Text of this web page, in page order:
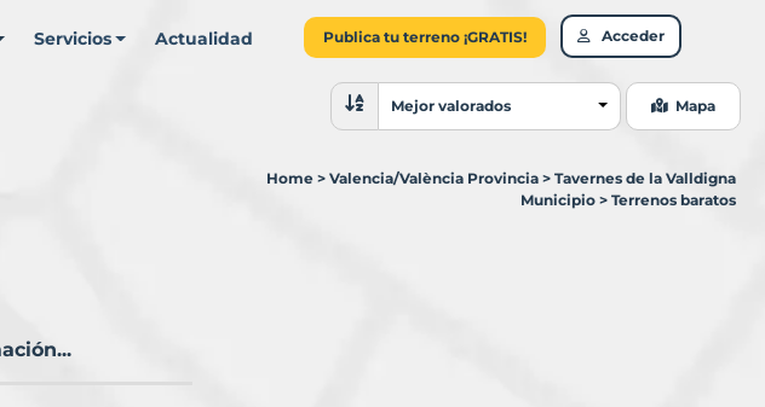
Servicios Actualidad Publica tu terreno ¡GRATIS! Acceder
Ordenar resultados
Mejor valorados Mapa
Home > Valencia/València Provincia > Tavernes de la Valldigna
Municipio > Terrenos baratos